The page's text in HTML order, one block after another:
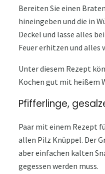
Bereiten Sie einen
hineingeben und die in
Deckel und lasse alles
Feuer erhitzen und
Unter diesem Rezept
Kochen gut mit heißem
Pfifferlinge,
Paar mit einem Rezept
allen Pilz Knüppel. Der
aber einfachen kalten
gegessen werden muss.